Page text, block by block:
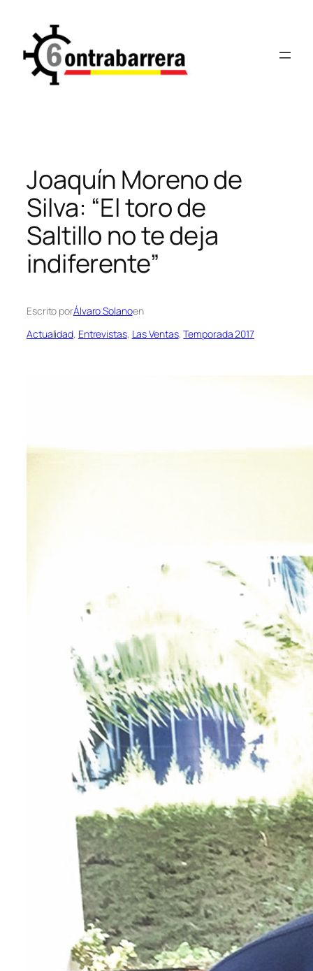
contenido
Joaquín Moreno de
Silva: “El toro de
Saltillo no te deja
indiferente”
Escrito porÁlvaro Solanoen
Actualidad, Entrevistas, Las Ventas, Temporada 2017